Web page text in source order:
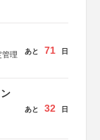
管理
あと 71 日
あと 32 日